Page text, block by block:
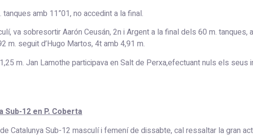
amb 11”01, no accedint a la final.
va sobresortir Aarón Ceusán, 2n i Argent a la final dels 60 m. tanques,
m. seguit d’Hugo Martos, 4t amb 4,91 m.
m. Jan Lamothe participava en Salt de Perxa,efectuant nuls els
12 en P. Coberta
Catalunya Sub-12 masculí i femení de dissabte, cal ressaltar la gran